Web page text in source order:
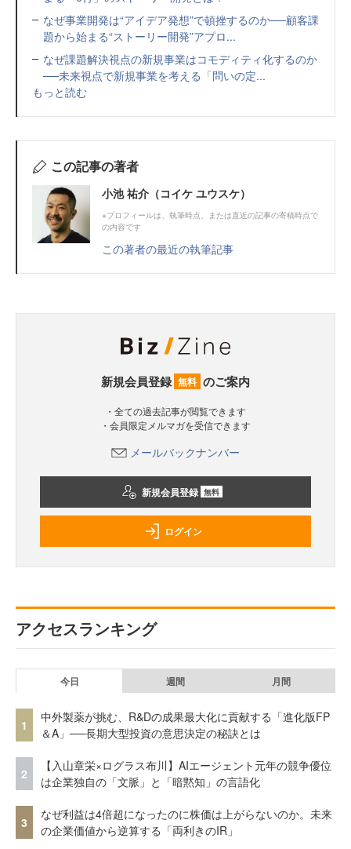
なぜ事業開発は“アイデア発想”で頓挫するのか──顧客課
題から始まる“ストーリー開発”アプロ...
なぜ課題解決視点の新規事業はコモディティ化するのか
──未来視点で新規事業を考える「問いの定...
もっと読む
この記事の著者
小池 祐介（コイケ ユウスケ）
※プロフィールは、執筆時点、または直近の記事の寄稿時点で
の内容です
この著者の最近の執筆記事
新規会員登録 無料 のご案内
・全ての過去記事が閲覧できます
・会員限定メルマガを受信できます
メールバックナンバー
新規会員登録 無料
ログイン
アクセスランキング
今日 週間 月間
1
中外製薬が挑む、R&Dの成果最大化に貢献する「進化版FP
＆A」──長期大型投資の意思決定の秘訣とは
2
【入山章栄×ログラス布川】AIエージェント元年の競争優位
は企業独自の「文脈」と「暗黙知」の言語化
3
なぜ利益は4倍超になったのに株価は上がらないのか。未来
の企業価値から逆算する「両利きのIR」